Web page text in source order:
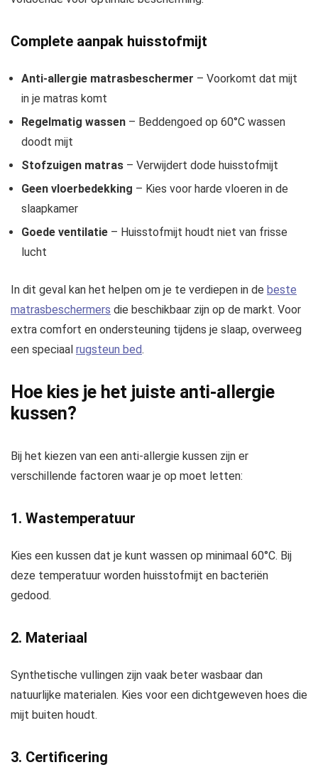
Complete aanpak huisstofmijt
Anti-allergie matrasbeschermer – Voorkomt dat mijt
in je matras komt
Regelmatig wassen – Beddengoed op 60°C wassen
doodt mijt
Stofzuigen matras – Verwijdert dode huisstofmijt
Geen vloerbedekking – Kies voor harde vloeren in de
slaapkamer
Goede ventilatie – Huisstofmijt houdt niet van frisse
lucht
In dit geval kan het helpen om je te verdiepen in de beste
matrasbeschermers die beschikbaar zijn op de markt. Voor
extra comfort en ondersteuning tijdens je slaap, overweeg
een speciaal rugsteun bed.
Hoe kies je het juiste anti-allergie
kussen?
Bij het kiezen van een anti-allergie kussen zijn er
verschillende factoren waar je op moet letten:
1. Wastemperatuur
Kies een kussen dat je kunt wassen op minimaal 60°C. Bij
deze temperatuur worden huisstofmijt en bacteriën
gedood.
2. Materiaal
Synthetische vullingen zijn vaak beter wasbaar dan
natuurlijke materialen. Kies voor een dichtgeweven hoes die
mijt buiten houdt.
3. Certificering